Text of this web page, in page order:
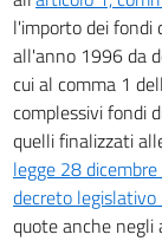
l'importo dei fondi
all'anno 1996 da
cui al comma 1
complessivi fondi
quelli finalizzati
legge 28
decreto
quote anche negli